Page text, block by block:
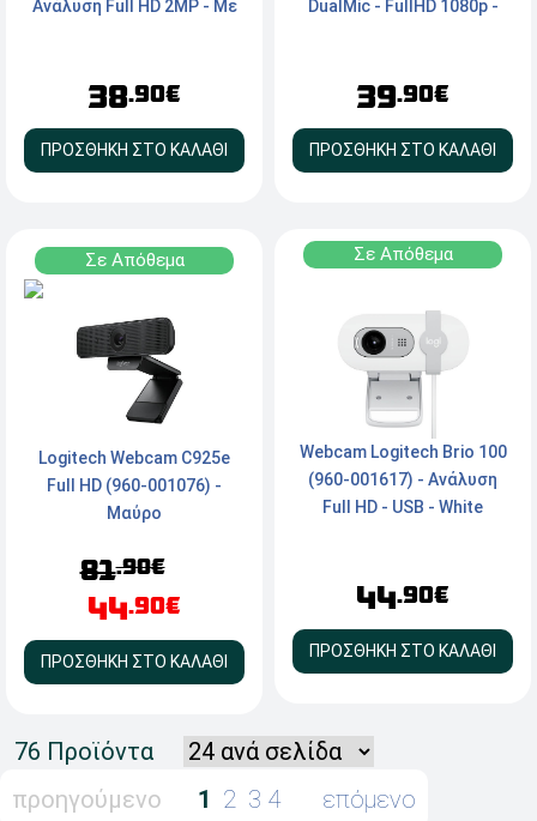
Ανάλυση Full HD 2MP - Με
Ενσωματωμένο κλείστρο,
φωτεινότητας με
RightLight - Graphite
38.90€
ΠΡΟΣΘΗΚΗ ΣΤΟ ΚΑΛΑΘΙ
DualMic - FullHD 1080p -
39.90€
ΠΡΟΣΘΗΚΗ ΣΤΟ ΚΑΛΑΘΙ
Σε Απόθεμα
Logitech Webcam C925e
Full HD (960-001076) -
Μαύρο
81.90€
44.90€
ΠΡΟΣΘΗΚΗ ΣΤΟ ΚΑΛΑΘΙ
Σε Απόθεμα
Webcam Logitech Brio 100
(960-001617) - Aνάλυση
Full HD - USB - White
44.90€
ΠΡΟΣΘΗΚΗ ΣΤΟ ΚΑΛΑΘΙ
76 Προϊόντα
προηγούμενο
1 2 3 4 επόμενο